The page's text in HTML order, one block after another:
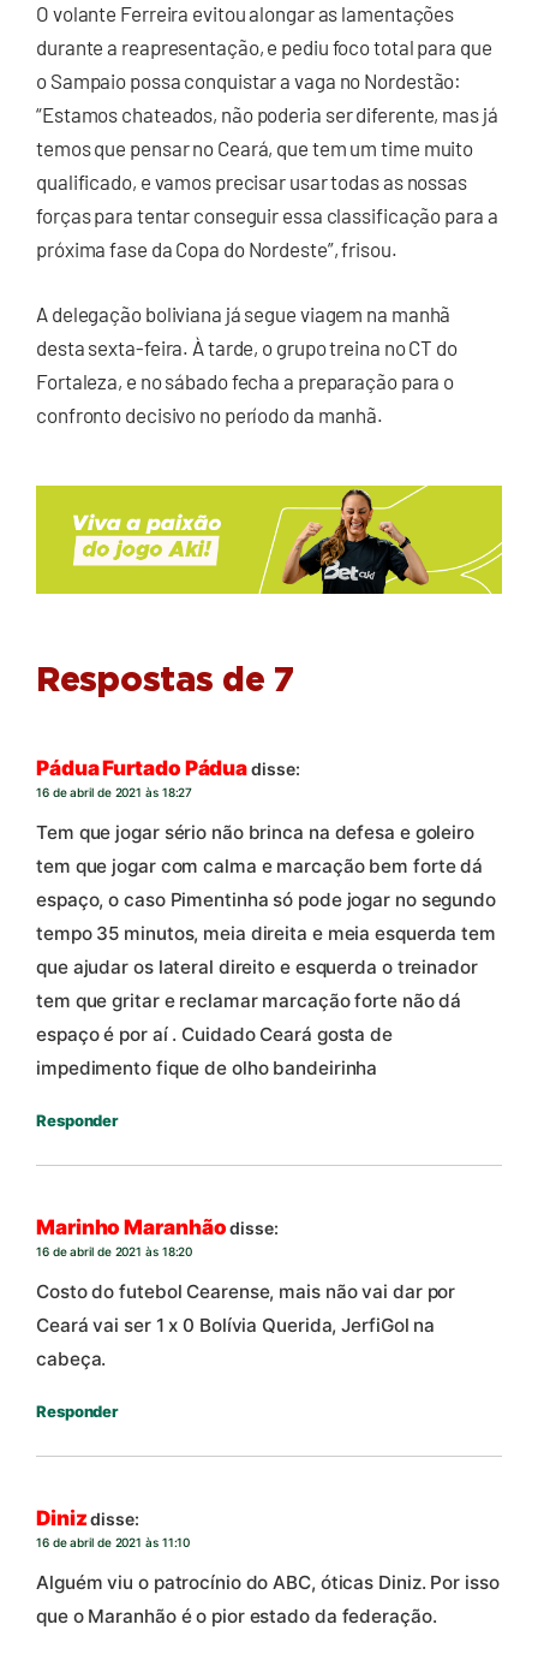
O volante Ferreira evitou alongar as lamentações
durante a reapresentação, e pediu foco total para que
o Sampaio possa conquistar a vaga no Nordestão:
“Estamos chateados, não poderia ser diferente, mas já
temos que pensar no Ceará, que tem um time muito
qualificado, e vamos precisar usar todas as nossas
forças para tentar conseguir essa classificação para a
próxima fase da Copa do Nordeste”, frisou.
A delegação boliviana já segue viagem na manhã
desta sexta-feira. À tarde, o grupo treina no CT do
Fortaleza, e no sábado fecha a preparação para o
confronto decisivo no período da manhã.
Respostas de 7
Pádua Furtado Páduadisse:
16 de abril de 2021 às 18:27
Tem que jogar sério não brinca na defesa e goleiro
tem que jogar com calma e marcação bem forte dá
espaço, o caso Pimentinha só pode jogar no segundo
tempo 35 minutos, meia direita e meia esquerda tem
que ajudar os lateral direito e esquerda o treinador
tem que gritar e reclamar marcação forte não dá
espaço é por aí . Cuidado Ceará gosta de
impedimento fique de olho bandeirinha
Responder
Marinho Maranhãodisse:
16 de abril de 2021 às 18:20
Costo do futebol Cearense, mais não vai dar por
Ceará vai ser 1 x 0 Bolívia Querida, JerfiGol na
cabeça.
Responder
Diniz disse:
16 de abril de 2021 às 11:10
Alguém viu o patrocínio do ABC, óticas Diniz. Por isso
que o Maranhão é o pior estado da federação.